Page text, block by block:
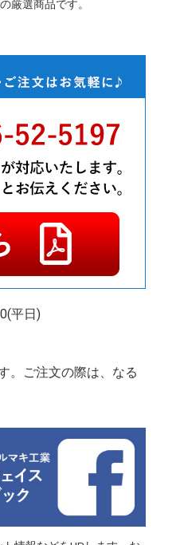
厳選商品です。
平日)
。ご注文の際は、なる